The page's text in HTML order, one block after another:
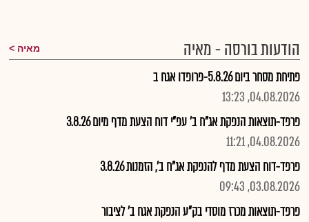
הודעות בורסה - מאיה מאיה
פתיחת מסחר ביום 5.8.26-פרופדו אגח ב
04.08.2026, 13:23
פרפד-תוצאות הנפקת אג"ח ב' עפ"י דוח הצעת מדף מיום 3.8.26
04.08.2026, 11:21
פרפד-דוח הצעת מדף להנפקת אג"ח ב', הזמנות 3.8.26
03.08.2026, 09:43
פרפד-תוצאות מכרז מוסדי בק"ע הנפקת אגח ב' לציבור